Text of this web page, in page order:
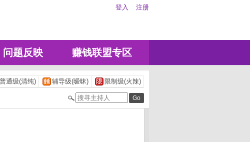
登入 注册
问题反映 赚钱联盟专区
普通级(清纯) 辅导级(暧昧) 限制级(火辣)